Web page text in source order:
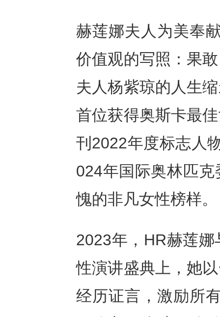
赫莲娜夫人为美奉
价值观的写照：果
夫人杨紫琼的人生
首位获得奥斯卡最
刊2022年度标志人
024年国际奥林匹
愧的非凡女性榜样。
2023年，HR赫莲
性演讲盛典上，她
经历证言，激励所